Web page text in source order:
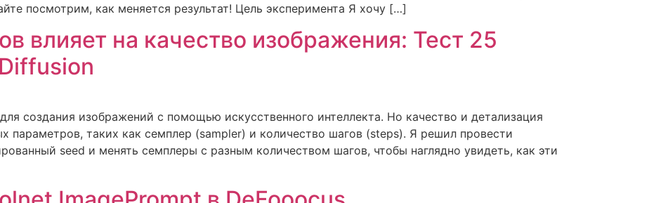
посмотрим, как меняется результат! Цель эксперимента Я хочу […]
влияет на качество изображения: Тест 25
создания изображений с помощью искусственного интеллекта. Но качество и детализация
параметров, таких как семплер (sampler) и количество шагов (steps). Я решил провести
seed и менять семплеры с разным количеством шагов, чтобы наглядно увидеть, как эти